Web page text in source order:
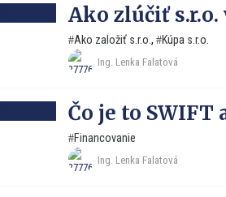
Ako zlúčiť s.r.o.
Ako založiť s.r.o., Kúpa s.r.o.
Ing. Lenka Falatová
Čo je to SWIFT
Financovanie
Ing. Lenka Falatová